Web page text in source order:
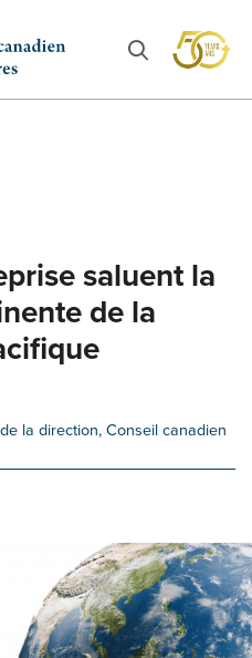
saluent la
de la
la direction, Conseil canadien